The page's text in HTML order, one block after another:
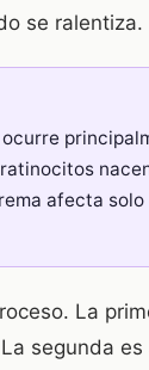
se ralentiza.
afecta
La
segunda es